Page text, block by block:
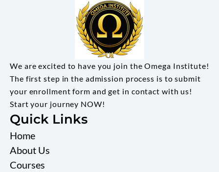
We are excited to have you join the Omega Institute!
The first step in the admission process is to submit
your enrollment form and get in contact with us!
Start your journey NOW!
Quick Links
Home
About Us
Courses